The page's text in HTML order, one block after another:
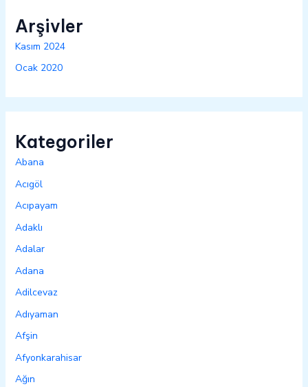
Arşivler
Kasım 2024
Ocak 2020
Kategoriler
Abana
Acıgöl
Acıpayam
Adaklı
Adalar
Adana
Adilcevaz
Adıyaman
Afşin
Afyonkarahisar
Ağın